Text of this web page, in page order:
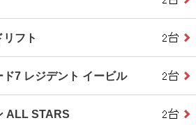
フト
7 レジデント イービル
ALL STARS